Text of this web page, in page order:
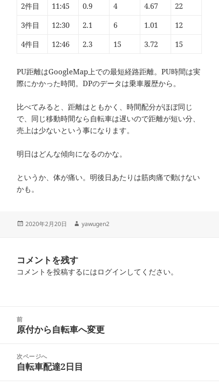
2件目
11:45 0.9 4 4.67
22
3件目
12:30 2.1 6 1.01
12
4件目
12:46 2.3 15 3.72 15
PU距離はGoogleMap上での最短経路距離。PU時間は実
際にかかった時間。DPのデータは乗車履歴から。
比べてみると、距離はともかく、時間配分がほぼ同じ
で、同じ移動時間なら自転車は遅いので距離が短い分、
売上は少ないという事になります。
明日はどんな傾向になるのかな。
というか、体が痛い。明後日あたりは筋肉痛で動けない
かも。
投
2020年2月20日
作
yawugen2
コメントを残す
コメントを投稿するにはログイン してください。
前
前
投
稿:
原付から自転車へ変更
次ページへ
次
自転車配達2日目